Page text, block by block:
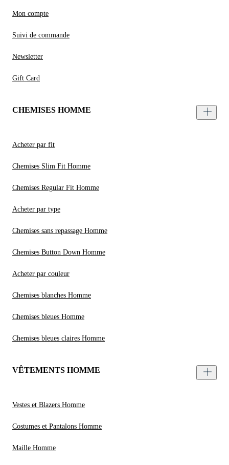
Mon compte
Suivi de commande
Newsletter
Gift Card
CHEMISES HOMME
Acheter par fit
Chemises Slim Fit Homme
Chemises Regular Fit Homme
Acheter par type
Chemises sans repassage Homme
Chemises Button Down Homme
Acheter par couleur
Chemises blanches Homme
Chemises bleues Homme
Chemises bleues claires Homme
VÊTEMENTS HOMME
Vestes et Blazers Homme
Costumes et Pantalons Homme
Maille Homme